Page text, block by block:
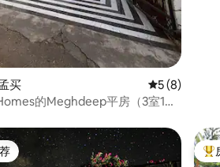
买 平均评分 5
5 (8)
的Meghdeep平房（3室1厅1
热